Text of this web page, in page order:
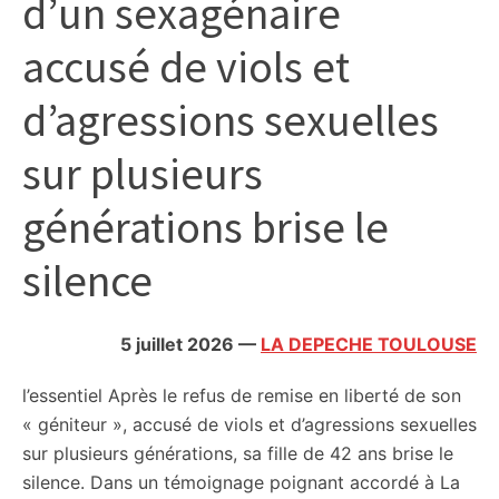
d’un sexagénaire
accusé de viols et
d’agressions sexuelles
sur plusieurs
générations brise le
silence
5 juillet 2026 — LA DEPECHE TOULOUSE
l’essentiel Après le refus de remise en liberté de son
« géniteur », accusé de viols et d’agressions sexuelles
sur plusieurs générations, sa fille de 42 ans brise le
silence. Dans un témoignage poignant accordé à La